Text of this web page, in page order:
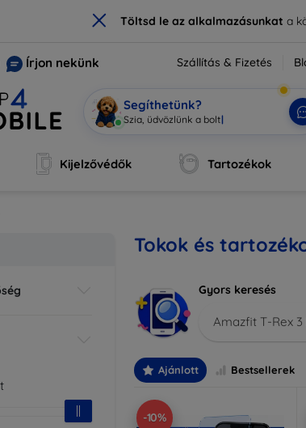
× Töltsd le az alkalmazásunkata
Írjon nekünk Szállítás & Fizetés
Segíthetünk?
M|
Kijelzővédők Tartozékok
Tokok és
Gyors keresés
Amazfit T-Rex 3
Ajánlott Bestsellerek
-10%